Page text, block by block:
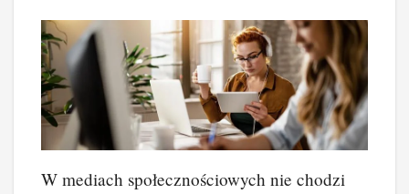
W mediach społecznościowych nie chodzi